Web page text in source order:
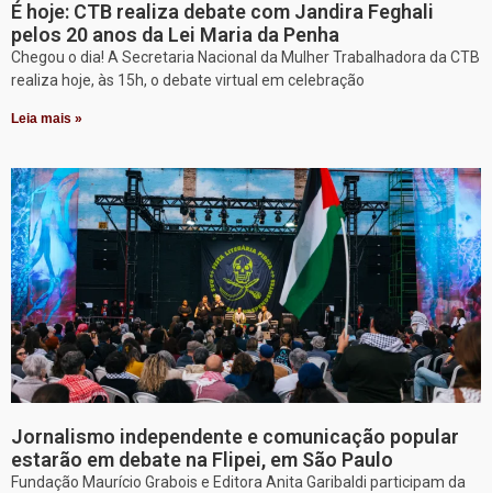
É hoje: CTB realiza debate com Jandira Feghali
pelos 20 anos da Lei Maria da Penha
Chegou o dia! A Secretaria Nacional da Mulher Trabalhadora da CTB
realiza hoje, às 15h, o debate virtual em celebração
Leia mais »
Jornalismo independente e comunicação popular
estarão em debate na Flipei, em São Paulo
Fundação Maurício Grabois e Editora Anita Garibaldi participam da